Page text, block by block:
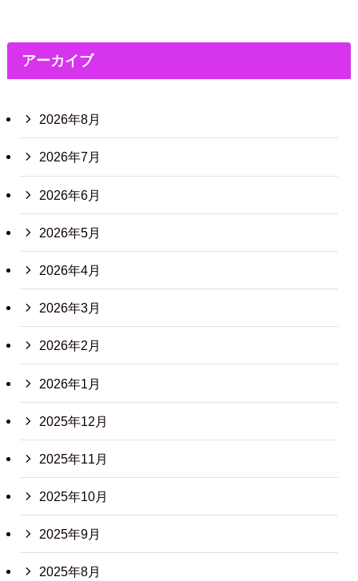
アーカイブ
2026年8月
2026年7月
2026年6月
2026年5月
2026年4月
2026年3月
2026年2月
2026年1月
2025年12月
2025年11月
2025年10月
2025年9月
2025年8月